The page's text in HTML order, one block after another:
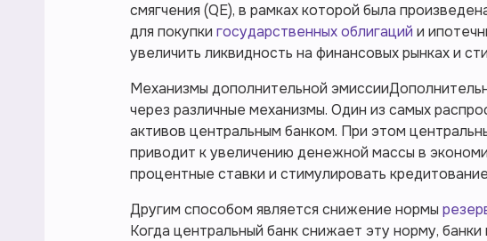
смягчения (QE), в рамках которой была
для покупки государственных облигаций и
увеличить ликвидность на финансовых рынках и
Механизмы дополнительной
через различные механизмы. Один из самых
активов центральным банком. При этом
приводит к увеличению денежной массы в
процентные ставки и стимулировать
Другим способом является снижение нормы
Когда центральный банк снижает эту норму,